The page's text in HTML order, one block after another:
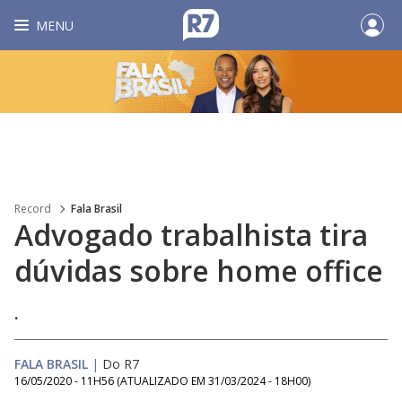
MENU
Record Fala Brasil
Advogado trabalhista tira
dúvidas sobre home office
.
FALA BRASIL | Do R7
16/05/2020 - 11H56 (ATUALIZADO EM 31/03/2024 - 18H00)